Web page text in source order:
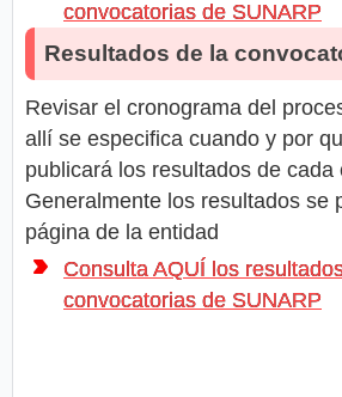
convocatorias de SUNARP
Resultados de la
Revisar el cronograma del
allí se especifica cuando y por
publicará los resultados de cada
Generalmente los resultados se
página de la entidad
Consulta AQUÍ los
convocatorias de SUNARP